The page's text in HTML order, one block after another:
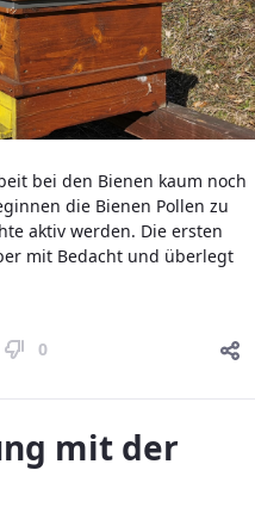
bei den Bienen kaum noch
die Bienen Pollen zu
aktiv werden. Die ersten
mit Bedacht und überlegt
0
mit der